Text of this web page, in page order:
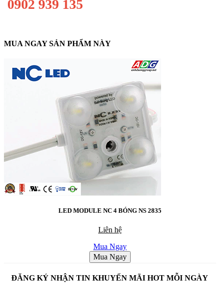
0902 939 135
MUA NGAY SẢN PHẨM NÀY
LED MODULE NC 4 BÓNG NS 2835
Liên hệ
Mua Ngay
Mua Ngay
ĐĂNG KÝ NHẬN TIN KHUYẾN MÃI HOT MỖI NGÀY